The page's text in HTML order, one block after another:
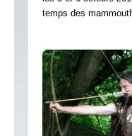
temps des